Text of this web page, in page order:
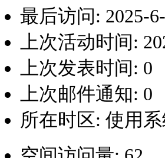
最后访问: 2025-
上次活动时间:
上次发表时间: 0
上次邮件通知: 0
所在时区: 使用